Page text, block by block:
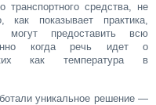
транспортного средства, не
как показывает практика,
предоставить всю
когда речь идет о
как температура в
уникальное решение —